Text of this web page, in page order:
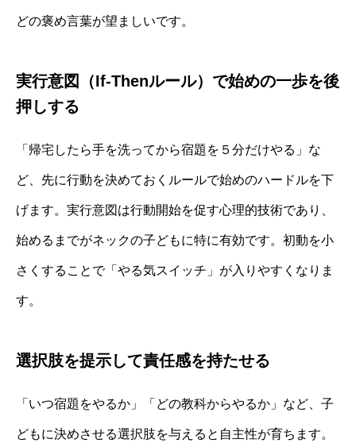
どの褒め言葉が望ましいです。
実行意図（If‐Thenルール）で始めの一歩を後
押しする
「帰宅したら手を洗ってから宿題を５分だけやる」な
ど、先に行動を決めておくルールで始めのハードルを下
げます。実行意図は行動開始を促す心理的技術であり、
始めるまでがネックの子どもに特に有効です。初動を小
さくすることで「やる気スイッチ」が入りやすくなりま
す。
選択肢を提示して責任感を持たせる
「いつ宿題をやるか」「どの教科からやるか」など、子
どもに決めさせる選択肢を与えると自主性が育ちます。